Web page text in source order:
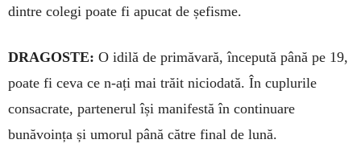
dintre colegi poate fi apucat de șefisme.
DRAGOSTE: O idilă de primăvară, începută până pe 19,
poate fi ceva ce n-ați mai trăit niciodată. În cuplurile
consacrate, partenerul își manifestă în continuare
bunăvoința și umorul până către final de lună.